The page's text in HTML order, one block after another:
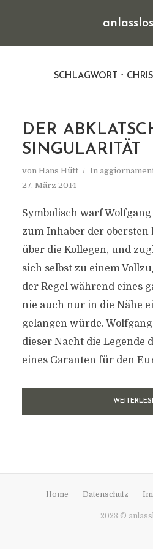
SCHLAGWORT
DER
SINGULARITÄT
von Hans Hütt In
27. März 2014
Symbolisch warf
zum Inhaber der obersten
über die Kollegen, und
sich selbst zu einem
der Regel während eines
nie auch nur in die Nähe
gelangen würde.
dieser Nacht die Legende
eines Garanten für den
Home Datenschutz
2023 ©